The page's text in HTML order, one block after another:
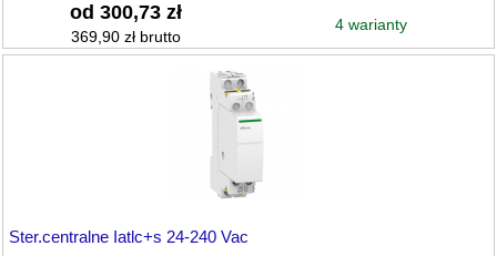
od 300,73 zł
369,90 zł brutto
4 warianty
Ster.centralne Iatlc+s 24-240 Vac